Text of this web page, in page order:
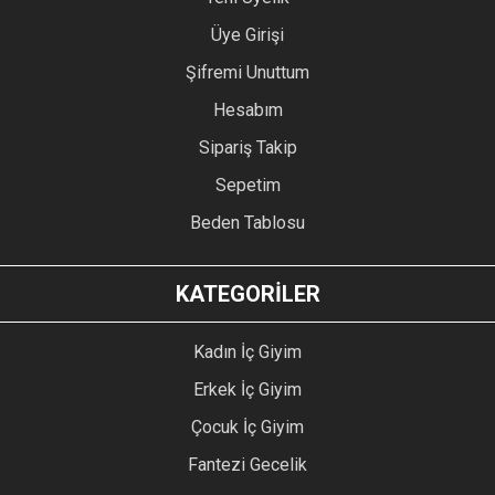
Üye Girişi
Şifremi Unuttum
Hesabım
Sipariş Takip
Sepetim
Beden Tablosu
KATEGORİLER
Kadın İç Giyim
Erkek İç Giyim
Çocuk İç Giyim
Fantezi Gecelik